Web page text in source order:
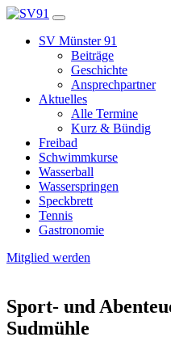
SV Münster 91
Beiträge
Geschichte
Ansprechpartner
Aktuelles
Alle Termine
Kurz & Bündig
Freibad
Schwimmkurse
Wasserball
Wasserspringen
Speckbrett
Tennis
Gastronomie
Mitglied werden
Sport- und
Sudmühle